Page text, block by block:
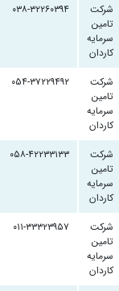
شرکت
تامین
سرمایه
کاردان
۰۳۸-۳۲۲۶۰۳۹۴
شرکت
تامین
سرمایه
کاردان
۰۵۴-۳۷۲۲۹۴۹۲
شرکت
تامین
سرمایه
کاردان
۰۵۸-۴۲۲۳۳۱۳۳
شرکت
تامین
سرمایه
کاردان
۰۱۱-۳۳۳۲۳۹۵۷